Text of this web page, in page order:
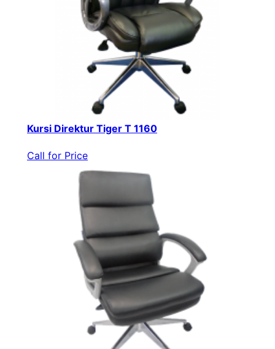
Kursi Direktur Tiger T 1160
Call for Price